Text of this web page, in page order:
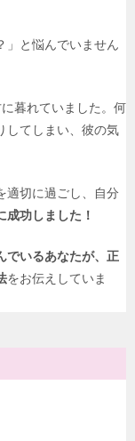
」と悩んでいません
暮れていました。何
してしまい、彼の気
適切に過ごし、自分
成功しました！
でいるあなたが、正
をお伝えしていま